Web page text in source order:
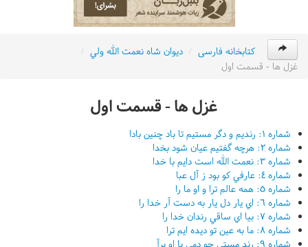
کتابخانه فارسی / ديوان شاه نعمت الله ولي /
غزل ها - قسمت اول
غزل ها - قسمت اول
شماره ١: رنديم و دگر مستيم تا باد چنين بادا
شماره ٢: هرچه گفتيم عيان شود بخدا
شماره ٣: نعمت الله است دايم با خدا
شماره ٤: عارفي کو بود ز آل عبا
شماره ٥: همه عالم ترا و او ما را
شماره ٦: اي يار دل يار به دست آر خدا را
شماره ٧: بيا اي ساقي رندان خدا را
شماره ٨: ما به عين تو ديده ايم ترا
شماره ٩: رند مستي جو دمي با او برآ